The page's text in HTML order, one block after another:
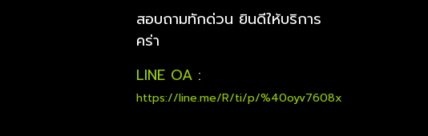
สอบถามทักด่วน ยินดีให้บริการ
คร่า
LINE OA:
https://line.me/R/ti/p/%40oyv7608x